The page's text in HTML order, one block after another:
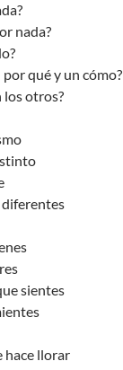
nada?
qué y un cómo?
los otros?
diferentes
sientes
hace llorar